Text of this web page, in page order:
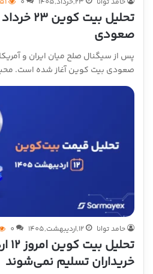
صعودی
پس از سیگنال صلح میان ایران و
صعودی بیت کوین آغاز شده است.
حامد توانا 12,اردیبهشت,1405 0
خریداران تسلیم نمی‌شوند